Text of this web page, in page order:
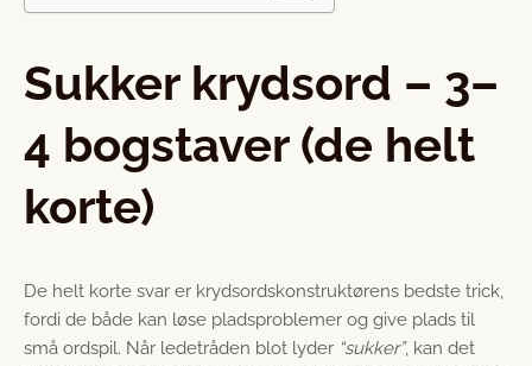
Sukker krydsord – 3–
4 bogstaver (de helt
korte)
De helt korte svar er krydsordskonstruktørens bedste trick,
fordi de både kan løse pladsproblemer og give plads til
små ordspil. Når ledetråden blot lyder “sukker”, kan det